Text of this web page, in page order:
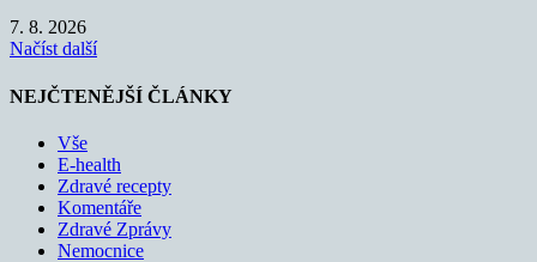
7. 8. 2026
Načíst další
NEJČTENĚJŠÍ ČLÁNKY
Vše
E-health
Zdravé recepty
Komentáře
Zdravé Zprávy
Nemocnice